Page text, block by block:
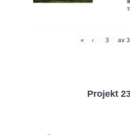
« ‹ av 3
Projekt